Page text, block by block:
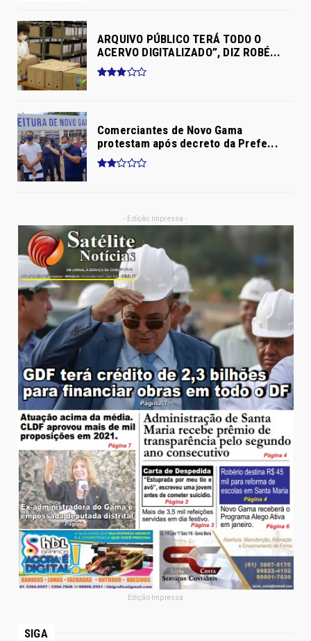
ARQUIVO PÚBLICO TERÁ TODO O
ACERVO DIGITALIZADO”, DIZ ROBÉ...
Comerciantes de Novo Gama
protestam após decreto da Prefe...
- Edição Impressa -
Edição Impressa
SIGA